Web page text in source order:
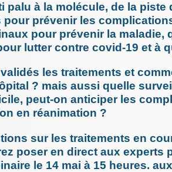
palu à la molécule, de la piste
prévenir les
pour prévenir la maladie,
lutter contre covid-19 et à
les traitements et
? mais aussi quelle
peut-on anticiper les
en réanimation ?
sur les traitements en
poser en direct aux experts
le 14 mai à 15 heures.